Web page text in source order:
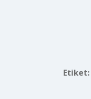
Etiket: